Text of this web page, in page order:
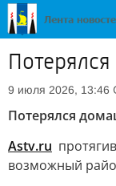
9 июля 2026, 13:46
Потерялся
Astv.ru
возможный